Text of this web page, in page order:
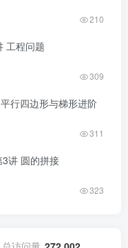
210
工程问题
309
行四边形与梯形进阶
311
讲 圆的拼接
323